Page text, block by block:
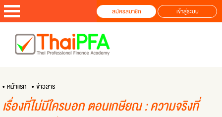
สมัครสมาชิก เข้าสู่ระบบ
• หน้าแรก • ข่าวสาร
เรื่องที่ไม่มีใครบอก ตอนเกษียณ : ความจริงที่